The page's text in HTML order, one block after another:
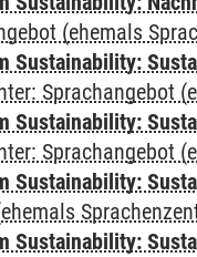
(ehemals
Sustainability:
Sprachangebot
Sustainability:
Sprachangebot
Sustainability:
Sustainability: